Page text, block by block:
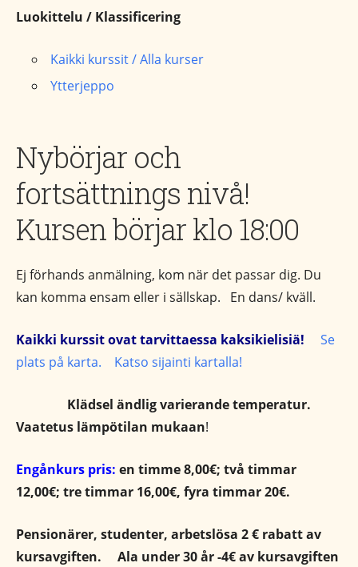
Luokittelu / Klassificering
Kaikki kurssit / Alla kurser
Ytterjeppo
Nybörjar och
fortsättnings nivå!
Kursen börjar klo 18:00
Ej förhands anmälning, kom när det passar dig. Du
kan komma ensam eller i sällskap. En dans/ kväll.
Kaikki kurssit ovat tarvittaessa kaksikielisiä! Se
plats på karta. Katso sijainti kartalla!
Klädsel ändligvarierandetemperatur.
Vaatetus lämpötilan mukaan!
Engånkurs pris: en timme 8,00€; två timmar
12,00€; tre timmar 16,00€, fyra timmar 20€.
Pensionärer, studenter, arbetslösa 2 € rabatt av
kursavgiften. Ala under 30 år -4€ av kursavgiften